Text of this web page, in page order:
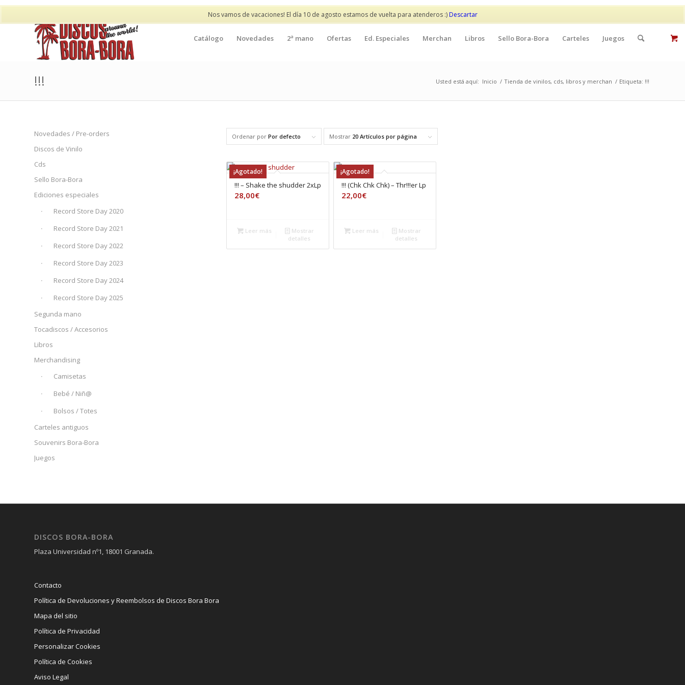
Nos vamos de vacaciones! El día 10 de agosto estamos de vuelta para atenderos :)Descartar
Mi cuenta Contacto
Catálogo Novedades 2ª mano Ofertas Ed. Especiales Merchan Libros Sello Bora-Bora Carteles Juegos
!!! Usted está aquí: Inicio / Tienda de vinilos, cds, libros y merchan / Etiqueta: !!!
Ordenar por Por defecto Mostrar 20 Artículos por página
¡Agotado!
!!! – Shake the shudder 2xLp
28,00€
Leer más
Mostrar
detalles
¡Agotado!
!!! (Chk Chk Chk) – Thr!!!er Lp
22,00€
Leer más
Mostrar
detalles
Novedades / Pre-orders
Discos de Vinilo
Cds
Sello Bora-Bora
Ediciones especiales
Record Store Day 2020
Record Store Day 2021
Record Store Day 2022
Record Store Day 2023
Record Store Day 2024
Record Store Day 2025
Segunda mano
Tocadiscos / Accesorios
Libros
Merchandising
Camisetas
Bebé / Niñ@
Bolsos / Totes
Carteles antiguos
Souvenirs Bora-Bora
Juegos
DISCOS BORA-BORA
Plaza Universidad nº1, 18001 Granada.
Contacto
Política de Devoluciones y Reembolsos de Discos Bora Bora
Mapa del sitio
Política de Privacidad
Personalizar Cookies
Política de Cookies
Aviso Legal